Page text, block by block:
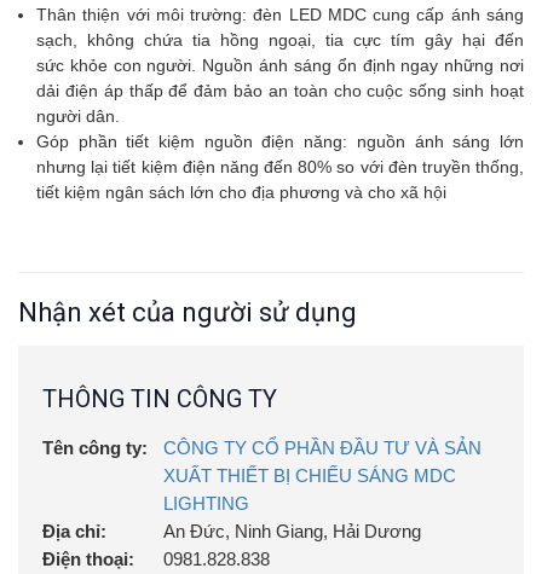
Thân thiện với môi trường: đèn LED MDC cung cấp ánh sáng
sạch, không chứa tia hồng ngoại, tia cực tím gây hại đến
sức khỏe con người. Nguồn ánh sáng ổn định ngay những nơi
dải điện áp thấp để đảm bảo an toàn cho cuộc sống sinh hoạt
người dân.
Góp phần tiết kiệm nguồn điện năng: nguồn ánh sáng lớn
nhưng lại tiết kiệm điện năng đến 80% so với đèn truyền thống,
tiết kiệm ngân sách lớn cho địa phương và cho xã hội
Nhận xét của người sử dụng
THÔNG TIN CÔNG TY
Tên công ty:
CÔNG TY CỔ PHẦN ĐẦU TƯ VÀ SẢN
XUẤT THIẾT BỊ CHIẾU SÁNG MDC
LIGHTING
Địa chỉ:
An Đức, Ninh Giang, Hải Dương
Điện thoại:
0981.828.838